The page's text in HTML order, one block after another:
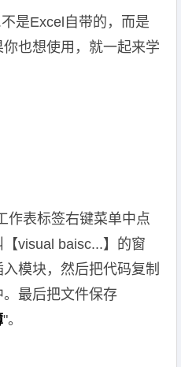
是Excel自带的，而是
也想使用，就一起来学
作表标签右键菜单中点
【visual baisc...】的窗
模块，然后把代码复制
最后把文件保存
"。